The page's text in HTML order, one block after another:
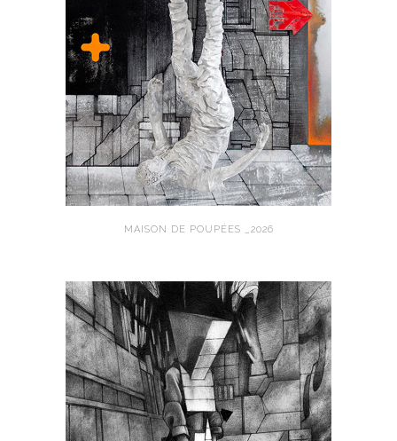
MAISON DE POUPÉES _2026